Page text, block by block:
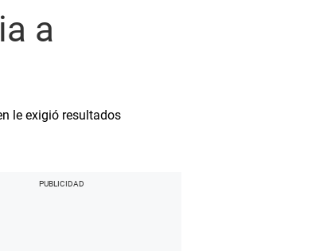
a
le exigió resultados